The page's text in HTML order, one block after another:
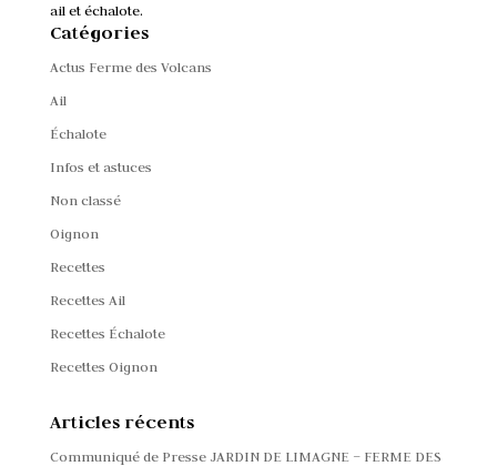
ail et échalote.
Catégories
Actus Ferme des Volcans
Ail
Échalote
Infos et astuces
Non classé
Oignon
Recettes
Recettes Ail
Recettes Échalote
Recettes Oignon
Articles récents
Communiqué de Presse JARDIN DE LIMAGNE – FERME DES